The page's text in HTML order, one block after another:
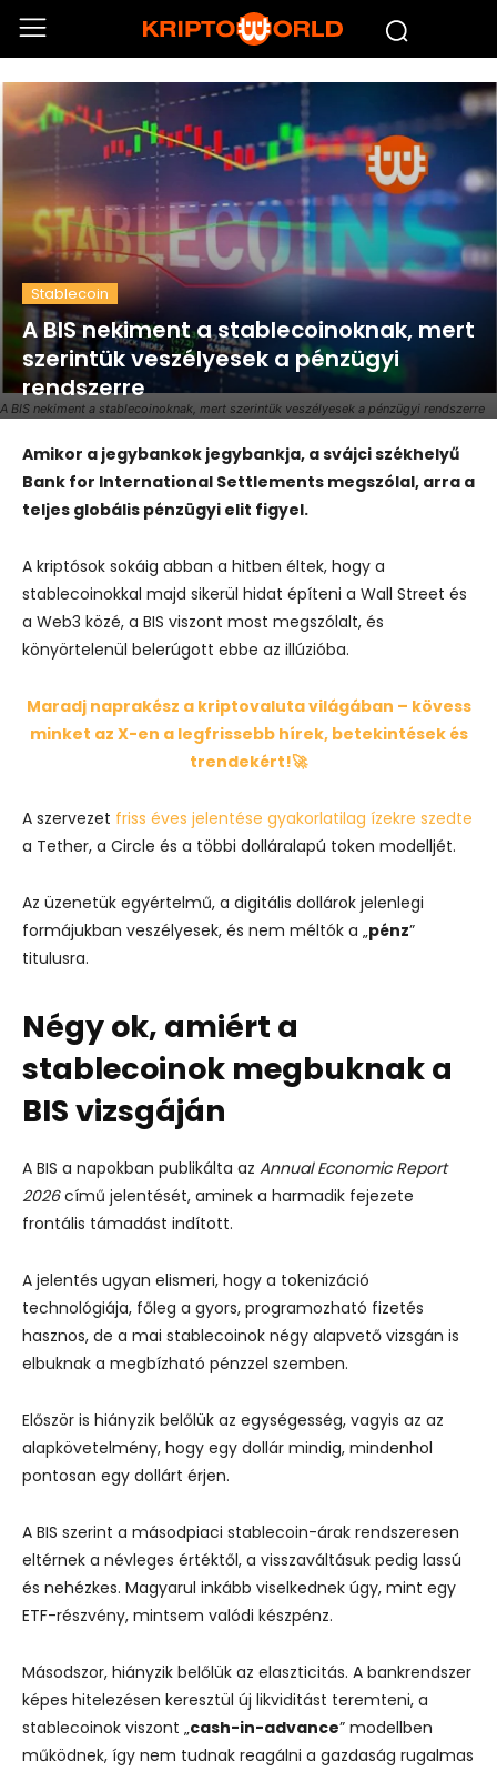
A BIS nekiment a stablecoinoknak, mert szerintük veszélyesek a pénzügyi rendszerre
Stablecoin
A BIS nekiment a stablecoinoknak, mert
szerintük veszélyesek a pénzügyi
rendszerre
Amikor a jegybankok jegybankja, a svájci székhelyű
Bank for International Settlements megszólal, arra a
teljes globális pénzügyi elit figyel.
A kriptósok sokáig abban a hitben éltek, hogy a
stablecoinokkal majd sikerül hidat építeni a Wall Street és
a Web3 közé, a BIS viszont most megszólalt, és
könyörtelenül belerúgott ebbe az illúzióba.
Maradj naprakész a kriptovaluta világában – kövess
minket az X-en a legfrissebb hírek, betekintések és
trendekért!🚀
A szervezet friss éves jelentése gyakorlatilag ízekre szedte
a Tether, a Circle és a többi dolláralapú token modelljét.
Az üzenetük egyértelmű, a digitális dollárok jelenlegi
formájukban veszélyesek, és nem méltók a „pénz”
titulusra.
Négy ok, amiért a
stablecoinok megbuknak a
BIS vizsgáján
A BIS a napokban publikálta az Annual Economic Report
2026című jelentését, aminek a harmadik fejezete
frontális támadást indított.
A jelentés ugyan elismeri, hogy a tokenizáció
technológiája, főleg a gyors, programozható fizetés
hasznos, de a mai stablecoinok négy alapvető vizsgán is
elbuknak a megbízható pénzzel szemben.
Először is hiányzik belőlük az egységesség, vagyis az az
alapkövetelmény, hogy egy dollár mindig, mindenhol
pontosan egy dollárt érjen.
A BIS szerint a másodpiaci stablecoin-árak rendszeresen
eltérnek a névleges értéktől, a visszaváltásuk pedig lassú
és nehézkes. Magyarul inkább viselkednek úgy, mint egy
ETF-részvény, mintsem valódi készpénz.
Másodszor, hiányzik belőlük az elaszticitás. A bankrendszer
képes hitelezésen keresztül új likviditást teremteni, a
stablecoinok viszont „cash-in-advance” modellben
működnek, így nem tudnak reagálni a gazdaság rugalmas